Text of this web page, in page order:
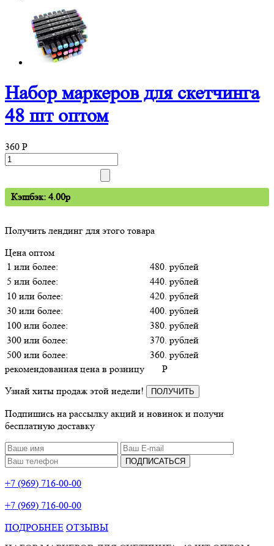
Набор маркеров для скетчинга
48 шт оптом
360 P
Кэшбэк: 4.00p
Получить лендинг для этого товара
Цена оптом
1 или более:
480. рублей
5 или более:
440. рублей
10 или более:
420. рублей
30 или более:
400. рублей
100 или более:
380. рублей
300 или более:
370. рублей
500 или более:
360. рублей
рекомендованная цена в розницу
P
Узнай хиты продаж этой недели!
ПОЛУЧИТЬ
Подпишись на рассылку акций и новинок и получи
бесплатную доставку
ПОДПИСАТЬСЯ
+7 (969) 716-00-00
+7 (969) 716-00-00
ПОДРОБНЕЕ ОТЗЫВЫ